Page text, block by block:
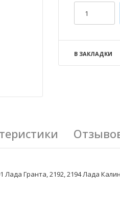
В ЗАКЛАДКИ
Гранта, 2192, 2194 Лада